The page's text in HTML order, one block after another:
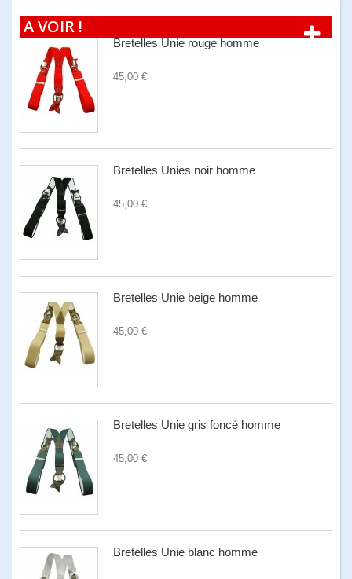
A VOIR !
Bretelles Unie rouge homme
45,00 €
Bretelles Unies noir homme
45,00 €
Bretelles Unie beige homme
45,00 €
Bretelles Unie gris foncé homme
45,00 €
Bretelles Unie blanc homme